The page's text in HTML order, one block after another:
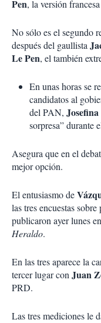
Pen, la versión
No sólo es el segundo
después del gaullista
Le Pen, el también
En unas horas se
candidatos al
del PAN,
sorpresa” durante
Asegura que en el
mejor opción.
El entusiasmo de
las tres encuestas
publicaron ayer lunes
Heraldo.
En las tres aparece la
tercer lugar con Juan
PRD.
Las tres mediciones le